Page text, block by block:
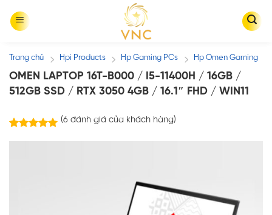
Trang chủ / Hpi Products / Hp Gaming PCs / Hp Omen Gaming
OMEN LAPTOP 16T-B000 / I5-11400H / 16GB /
512GB SSD / RTX 3050 4GB / 16.1″ FHD / WIN11
(6đánh giá của khách hàng)